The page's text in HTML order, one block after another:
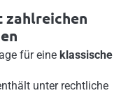
zahlreichen
für eine klassische
unter rechtliche